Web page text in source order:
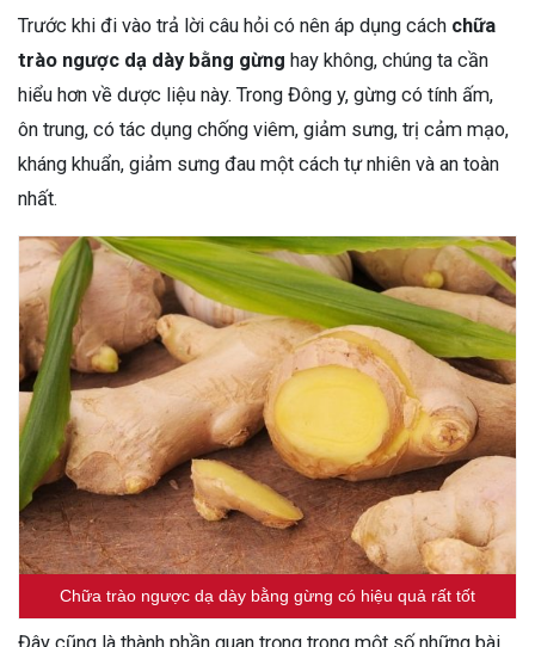
Trước khi đi vào trả lời câu hỏi có nên áp dụng cách chữa
trào ngược dạ dày bằng gừng hay không, chúng ta cần
hiểu hơn về dược liệu này. Trong Đông y, gừng có tính ấm,
ôn trung, có tác dụng chống viêm, giảm sưng, trị cảm mạo,
kháng khuẩn, giảm sưng đau một cách tự nhiên và an toàn
nhất.
Chữa trào ngược dạ dày bằng gừng có hiệu quả rất tốt